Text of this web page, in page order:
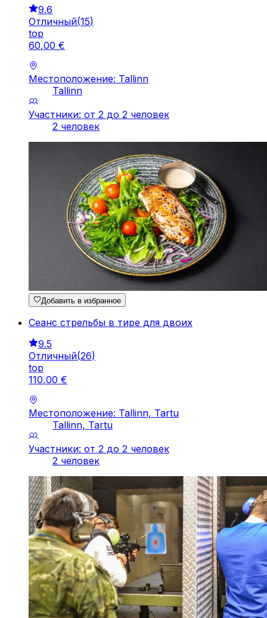
9.6
Отличный(15)
top
60,00 €
Местоположение: Tallinn
Tallinn
Участники: от 2 до 2 человек
2 человек
Добавить в избранное
Сеанс стрельбы в тире для двоих
9.5
Отличный(26)
top
110,00 €
Местоположение: Tallinn, Tartu
Tallinn, Tartu
Участники: от 2 до 2 человек
2 человек